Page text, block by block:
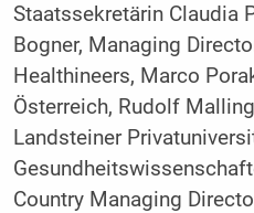
Staatssekretärin Claudia
Bogner, Managing
Healthineers, Marco
Österreich, Rudolf
Landsteiner
Country Managing